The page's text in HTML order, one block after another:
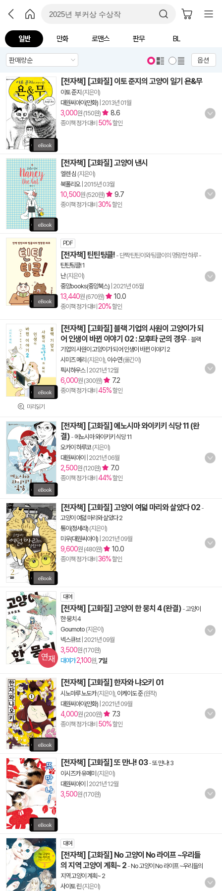
일반 만화 로맨스 판무 BL
옵션
[전자책] [고화질] 이토 준지의 고양이 일기 욘&무
이토 준지 (지은이)
대원씨아이(만화) 2013년 01월
3,000원 (150원) 8.6
종이책 정가 대비 50%할인
[전자책] [고화질] 고양이 낸시
엘렌 심 (지은이)
북폴리오| 2015년 03월
10,500원 (520원) 9.7
종이책 정가 대비 30%할인
PDF
[전자책] 틴틴팅클! - 단짝 틴틴이와 팅클이의 명랑한 하루-
틴틴팅클! 1
난(지은이)
중앙books(중앙북스) 2021년 05월
13,440원 (670원) 10.0
종이책 정가 대비 20%할인
미리읽기
[전자책] [고화질] 블랙 기업의 사원이 고양이가 되
어 인생이 바뀐 이야기 02 : 모후타 군의 경우-블랙
기업의 사원이 고양이가 되어 인생이 바뀐 이야기 2
시미즈 메리 (지은이), 이수연(옮긴이)
픽시하우스| 2021년 12월
6,000원 (300원) 7.2
종이책 정가 대비 45%할인
[전자책] [고화질] 에노시마 와이키키 식당 11 (완
결) - 에노시마 와이키키 식당 11
오카이 하루코(지은이)
대원씨아이
2021년 06월
2,500원 (120원) 7.0
종이책 정가 대비 44%할인
[전자책] [고화질] 고양이 여덟 마리와 살았다 02 -
고양이 여덟 마리와 살았다 2
통이(정세라) (지은이)
미우(대원씨아이) 2021년 09월
9,600원 (480원) 10.0
종이책 정가 대비 36%할인
대여
[전자책] [고화질] 고양이 한 뭉치 4 (완결) -고양이
한 뭉치 4
Goumoto (지은이)
넥스큐브| 2021년 09월
3,500원 (170원)
대여가 2,100원, 7일
[전자책] [고화질] 한자와 냐오키 01
시노마루 노도카(지은이), 이케이도 준(원작)
대원씨아이(만화) 2021년 09월
4,000원 (200원) 7.3
종이책 정가 대비 50%할인
[전자책] [고화질] 또 만나! 03-또 만나! 3
이시즈카 유메미 (지은이)
대원씨아이
2021년 12월
3,500원 (170원)
대여
[전자책] [고화질] No 고양이 No 라이프 ~우리들
의 지역 고양이 계획~ 2 -No 고양이 No 라이프 ~우리들의
지역 고양이 계획~ 2
사이토 린 (지은이)